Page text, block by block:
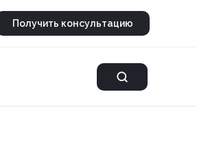
Получить консультацию